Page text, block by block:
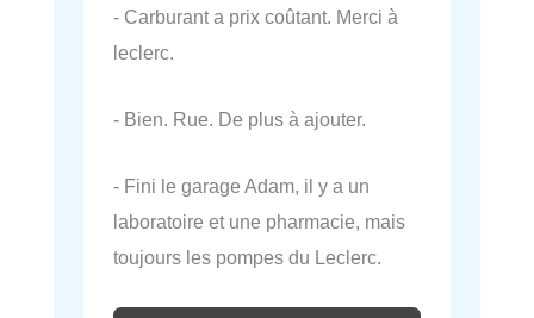
- Carburant a prix coûtant. Merci à
leclerc.
- Bien. Rue. De plus à ajouter.
- Fini le garage Adam, il y a un
laboratoire et une pharmacie, mais
toujours les pompes du Leclerc.